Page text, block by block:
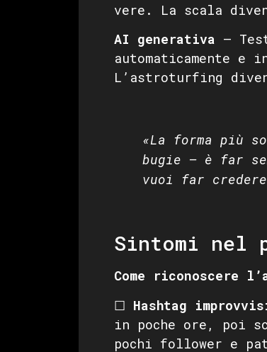
vere. La scala
AI generativa —
automaticamente
L’astroturfing
«La forma più
bugie — è far
vuoi far
Sintomi nel
Come riconoscere
☐ Hashtag
in poche ore, poi
pochi follower e